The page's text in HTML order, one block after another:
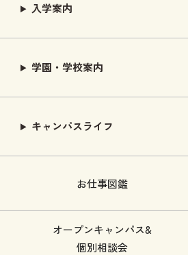
入学案内
学園・学校案内
キャンパスライフ
お仕事図鑑
オープンキャンパス&
個別相談会